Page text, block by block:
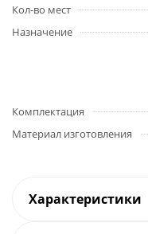
Кол-во мест
Назначение
Комплектация
Материал изготовления
Характеристики